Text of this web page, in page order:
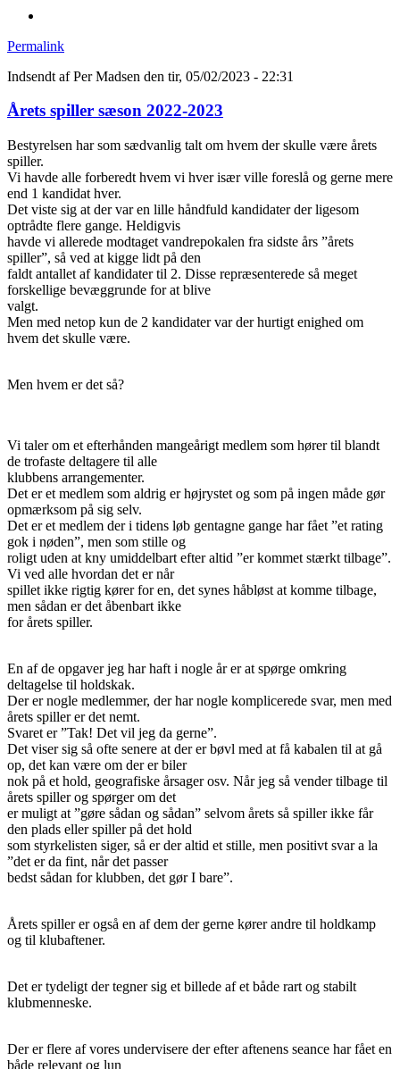
Permalink
Indsendt afPer Madsen den tir, 05/02/2023 - 22:31
Årets spiller sæson 2022-2023
Bestyrelsen har som sædvanlig talt om hvem der skulle være årets
spiller.
Vi havde alle forberedt hvem vi hver især ville foreslå og gerne mere
end 1 kandidat hver.
Det viste sig at der var en lille håndfuld kandidater der ligesom
optrådte flere gange. Heldigvis
havde vi allerede modtaget vandrepokalen fra sidste års ”årets
spiller”, så ved at kigge lidt på den
faldt antallet af kandidater til 2. Disse repræsenterede så meget
forskellige bevæggrunde for at blive
valgt.
Men med netop kun de 2 kandidater var der hurtigt enighed om
hvem det skulle være.
Men hvem er det så?
Vi taler om et efterhånden mangeårigt medlem som hører til blandt
de trofaste deltagere til alle
klubbens arrangementer.
Det er et medlem som aldrig er højrystet og som på ingen måde gør
opmærksom på sig selv.
Det er et medlem der i tidens løb gentagne gange har fået ”et rating
gok i nøden”, men som stille og
roligt uden at kny umiddelbart efter altid ”er kommet stærkt tilbage”.
Vi ved alle hvordan det er når
spillet ikke rigtig kører for en, det synes håbløst at komme tilbage,
men sådan er det åbenbart ikke
for årets spiller.
En af de opgaver jeg har haft i nogle år er at spørge omkring
deltagelse til holdskak.
Der er nogle medlemmer, der har nogle komplicerede svar, men med
årets spiller er det nemt.
Svaret er ”Tak! Det vil jeg da gerne”.
Det viser sig så ofte senere at der er bøvl med at få kabalen til at gå
op, det kan være om der er biler
nok på et hold, geografiske årsager osv. Når jeg så vender tilbage til
årets spiller og spørger om det
er muligt at ”gøre sådan og sådan” selvom årets så spiller ikke får
den plads eller spiller på det hold
som styrkelisten siger, så er der altid et stille, men positivt svar a la
”det er da fint, når det passer
bedst sådan for klubben, det gør I bare”.
Årets spiller er også en af dem der gerne kører andre til holdkamp
og til klubaftener.
Det er tydeligt der tegner sig et billede af et både rart og stabilt
klubmenneske.
Der er flere af vores undervisere der efter aftenens seance har fået en
både relevant og lun